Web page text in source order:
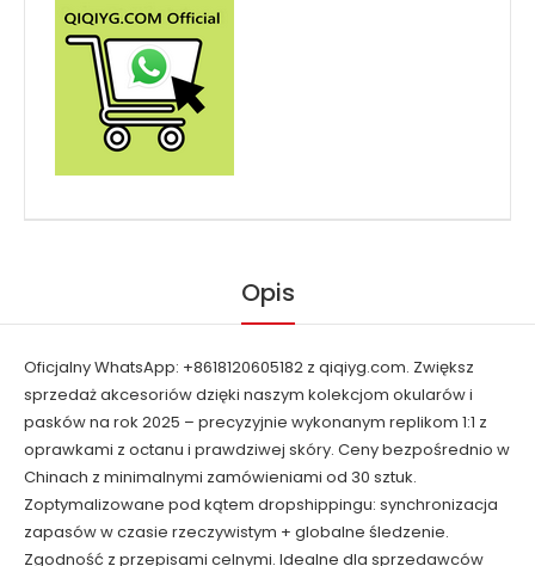
Opis
Oficjalny WhatsApp: +8618120605182 z qiqiyg.com. Zwiększ
sprzedaż akcesoriów dzięki naszym kolekcjom okularów i
pasków na rok 2025 – precyzyjnie wykonanym replikom 1:1 z
oprawkami z octanu i prawdziwej skóry. Ceny bezpośrednio w
Chinach z minimalnymi zamówieniami od 30 sztuk.
Zoptymalizowane pod kątem dropshippingu: synchronizacja
zapasów w czasie rzeczywistym + globalne śledzenie.
Zgodność z przepisami celnymi. Idealne dla sprzedawców